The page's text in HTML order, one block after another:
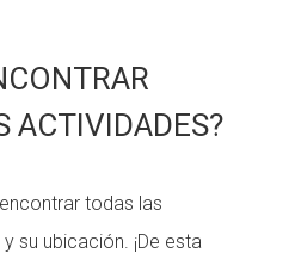
ACTIVIDADES?
todas las
su ubicación. ¡De esta